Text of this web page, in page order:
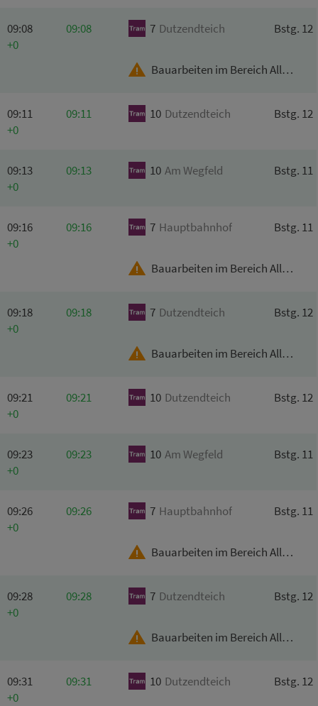
09:08
+0
09:08 7 Bstg. 12
Dutzendteich
Bauarbeiten im Bereich Allersberger Str.
09:11
+0
09:11 10 Bstg. 12
Dutzendteich
09:13
+0
09:13 10 Bstg. 11
AmWegfeld
09:16
+0
09:16 7 Bstg. 11
Hauptbahnhof
Bauarbeiten im Bereich Allersberger Str.
09:18
+0
09:18 7 Bstg. 12
Dutzendteich
Bauarbeiten im Bereich Allersberger Str.
09:21
+0
09:21 10 Bstg. 12
Dutzendteich
09:23
+0
09:23 10 Bstg. 11
AmWegfeld
09:26
+0
09:26 7 Bstg. 11
Hauptbahnhof
Bauarbeiten im Bereich Allersberger Str.
09:28
+0
09:28 7 Bstg. 12
Dutzendteich
Bauarbeiten im Bereich Allersberger Str.
09:31
+0
09:31 10 Bstg. 12
Dutzendteich